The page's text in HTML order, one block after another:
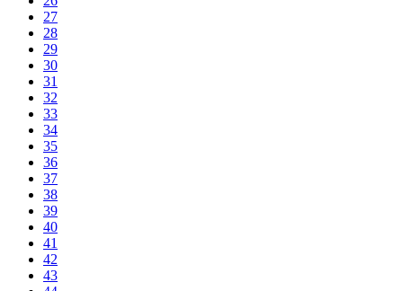
27
28
29
30
31
32
33
34
35
36
37
38
39
40
41
42
43